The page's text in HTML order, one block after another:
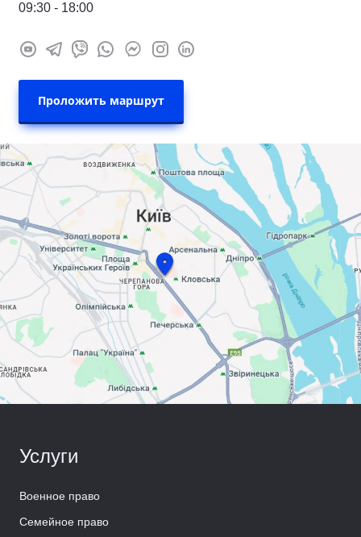
09:30 - 18:00
Проложить маршрут
Услуги
Военное право
Семейное право